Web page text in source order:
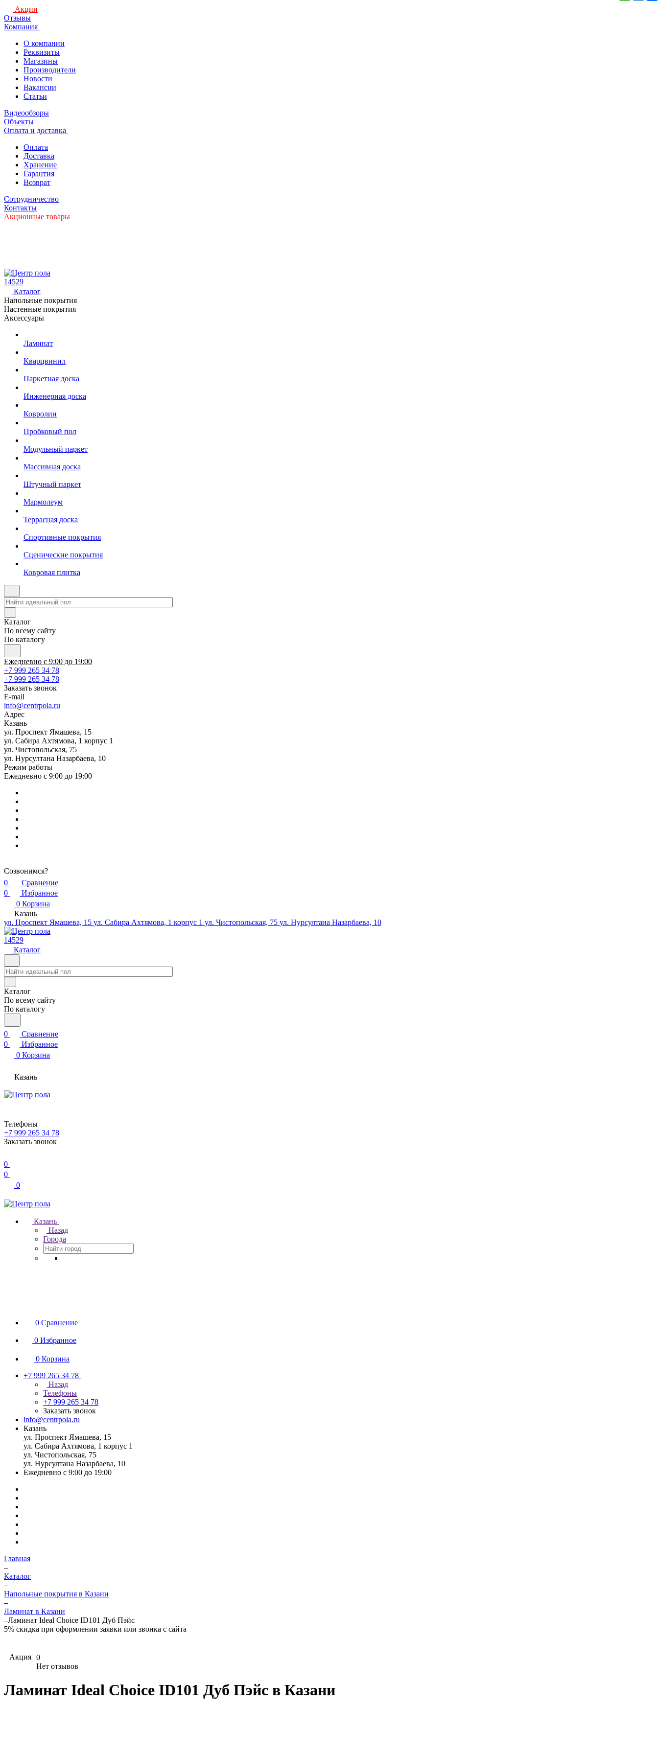
Акции
Отзывы
Компания
О компании
Реквизиты
Магазины
Производители
Новости
Вакансии
Статьи
Видеообзоры
Объекты
Оплата и доставка
Оплата
Доставка
Хранение
Гарантия
Возврат
Сотрудничество
Контакты
Акционные товары
14529
Каталог
Напольные покрытия
Настенные покрытия
Аксессуары
Ламинат
Кварцвинил
Паркетная доска
Инженерная доска
Ковролин
Пробковый пол
Модульный паркет
Массивная доска
Штучный паркет
Мармолеум
Террасная доска
Спортивные покрытия
Сценические покрытия
Ковровая плитка
Каталог
По всему сайту
По каталогу
Ежедневно с 9:00 до 19:00
+7 999 265 34 78
+7 999 265 34 78
Заказать звонок
E-mail
info@centrpola.ru
Адрес
Казань
ул. Проспект Ямашева, 15
ул. Сабира Ахтямова, 1 корпус 1
ул. Чистопольская, 75
ул. Нурсултана Назарбаева, 10
Режим работы
Ежедневно с 9:00 до 19:00
Созвонимся?
0
Сравнение
0
Избранное
0 Корзина
Казань
ул. Проспект Ямашева, 15 ул. Сабира Ахтямова, 1 корпус 1 ул. Чистопольская, 75 ул. Нурсултана Назарбаева, 10
14529
Каталог
Каталог
По всему сайту
По каталогу
0
Сравнение
0
Избранное
0 Корзина
Казань
Телефоны
+7 999 265 34 78
Заказать звонок
0
0
0
Казань
Назад
Города
0 Сравнение
0 Избранное
0 Корзина
+7 999 265 34 78
Назад
Телефоны
+7 999 265 34 78
Заказать звонок
info@centrpola.ru
Казань
ул. Проспект Ямашева, 15
ул. Сабира Ахтямова, 1 корпус 1
ул. Чистопольская, 75
ул. Нурсултана Назарбаева, 10
Ежедневно с 9:00 до 19:00
Главная
–
Каталог
–
Напольные покрытия в Казани
–
Ламинат в Казани
–Ламинат Ideal Choice ID101 Дуб Пэйс
5% скидка при оформлении заявки или звонка с сайта
Акция 0
Нет отзывов
Ламинат Ideal Choice ID101 Дуб Пэйс в Казани